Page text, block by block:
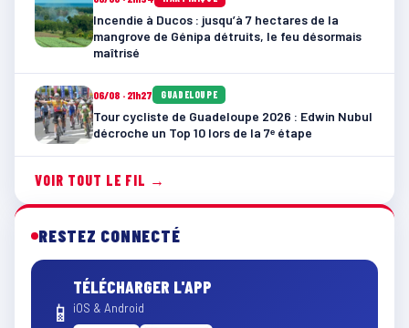
Incendie à Ducos : jusqu’à 7 hectares de la
mangrove de Génipa détruits, le feu désormais
maîtrisé
06/08 · 21h27 GUADELOUPE
Tour cycliste de Guadeloupe 2026 : Edwin Nubul
décroche un Top 10 lors de la 7ᵉ étape
VOIR TOUT LE FIL →
RESTEZ CONNECTÉ
📱
TÉLÉCHARGER L'APP
iOS & Android